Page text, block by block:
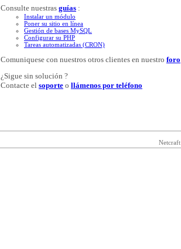
Consulte nuestras guías :
Instalar un módulo
Poner su sitio en línea
Gestión de bases MySQL
Configurar su PHP
Tareas automatizadas (CRON)
Comuniquese con nuestros otros clientes en nuestro foro
¿Sigue sin solución ?
Contacte el soporte o llámenos por teléfono